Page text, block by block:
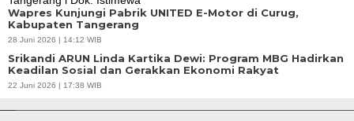
Wapres Kunjungi Pabrik UNITED E-Motor di Curug,
Kabupaten Tangerang
28 Juni 2026 | 14:12 WIB
Srikandi ARUN Linda Kartika Dewi: Program MBG Hadirkan
Keadilan Sosial dan Gerakkan Ekonomi Rakyat
22 Juni 2026 | 17:38 WIB
APBD Tahun 2025 Anggarkan Rp200 Miliar | Program Makan Bergizi